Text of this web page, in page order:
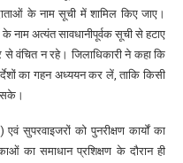
के नाम सूची में शामिल किए जाए।
नाम अत्यंत सावधानीपूर्वक सूची से हटाए
से वंचित न रहे। जिलाधिकारी ने कहा कि
का गहन अध्ययन कर लें, ताकि किसी
सके।
सुपरवाइजरों को पुनरीक्षण कार्यों का
का समाधान प्रशिक्षण के दौरान ही